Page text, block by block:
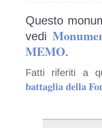
Questo
vedi
MEMO.
Fatti riferiti a
battaglia della